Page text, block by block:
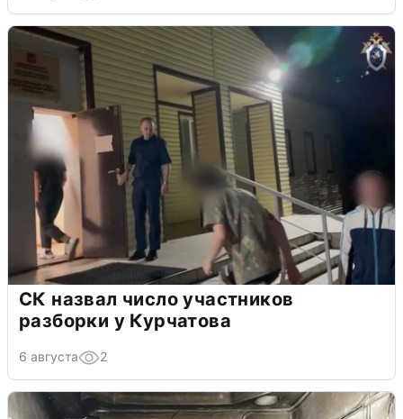
СК назвал число участников
разборки у Курчатова
6 августа 2